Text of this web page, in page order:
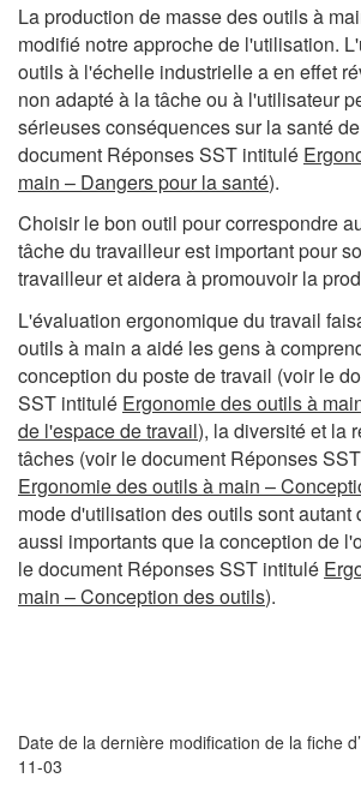
La production de masse des outils à
modifié notre approche de l'utilisation.
outils à l'échelle industrielle a en effet
non adapté à la tâche ou à l'utilisateur
sérieuses conséquences sur la santé
document Réponses SST intitulé
main – Dangers pour la santé).
Choisir le bon outil pour correspondre
tâche du travailleur est important pour
travailleur et aidera à promouvoir la
L'évaluation ergonomique du travail
outils à main a aidé les gens à
conception du poste de travail (voir le
SST intitulé Ergonomie des outils à
de l'espace de travail), la diversité et la
tâches (voir le document Réponses
Ergonomie des outils à main –
mode d'utilisation des outils sont autant
aussi importants que la conception de
le document Réponses SST intitulé
main – Conception des outils).
Date de la dernière modification de la fiche
11-03